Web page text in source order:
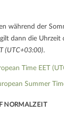
während der
dann die Uhrzeit
(UTC+03:00).
Time EET
Summer
NORMALZEIT